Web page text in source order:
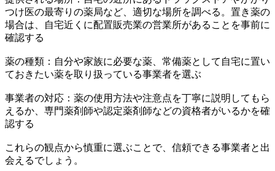
つけ医の最寄りの薬局など、適切な場所を調べる。置き薬の
場合は、自宅近くに配置販売業の営業所があることを事前に
確認する
薬の種類：自分や家族に必要な薬、常備薬として自宅に置い
ておきたい薬を取り扱っている事業者を選ぶ
事業者の対応：薬の使用方法や注意点を丁寧に説明してもら
えるか、専門薬剤師や認定薬剤師などの資格者がいるかを確
認する
これらの観点から慎重に選ぶことで、信頼できる事業者と出
会えるでしょう。